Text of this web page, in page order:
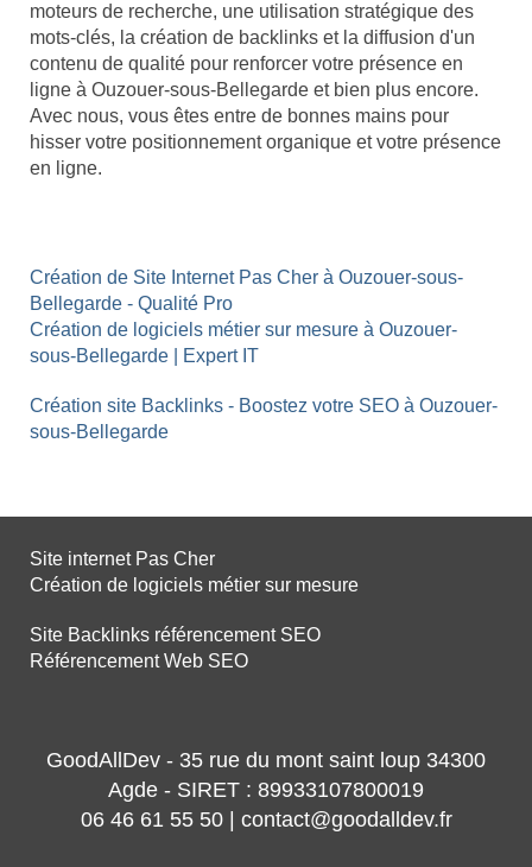
moteurs de recherche, une utilisation stratégique des
mots-clés, la création de backlinks et la diffusion d'un
contenu de qualité pour renforcer votre présence en
ligne à Ouzouer-sous-Bellegarde et bien plus encore.
Avec nous, vous êtes entre de bonnes mains pour
hisser votre positionnement organique et votre présence
en ligne.
Création de Site Internet Pas Cher à Ouzouer-sous-
Bellegarde - Qualité Pro
Création de logiciels métier sur mesure à Ouzouer-
sous-Bellegarde | Expert IT
Création site Backlinks - Boostez votre SEO à Ouzouer-
sous-Bellegarde
Site internet Pas Cher
Création de logiciels métier sur mesure
Site Backlinks référencement SEO
Référencement Web SEO
GoodAllDev - 35 rue du mont saint loup 34300
Agde - SIRET : 89933107800019
06 46 61 55 50 | contact@goodalldev.fr